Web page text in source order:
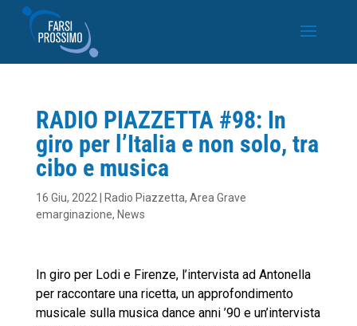
RADIO PIAZZETTA #98: In
giro per l’Italia e non solo, tra
cibo e musica
16 Giu, 2022 Radio Piazzetta, Area Grave
emarginazione, News
In giro per Lodi e Firenze, l’intervista ad Antonella
per raccontare una ricetta, un approfondimento
musicale sulla musica dance anni ’90 e un’intervista